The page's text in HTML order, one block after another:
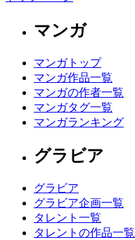
マンガ
マンガトップ
マンガ作品一覧
マンガの作者一覧
マンガタグ一覧
マンガランキング
グラビア
グラビア
グラビア企画一覧
タレント一覧
タレントの作品一覧